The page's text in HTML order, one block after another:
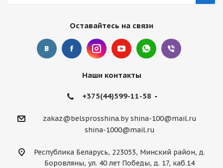
Оставайтесь на связи
Наши контакты
+375(44)599-11-58
zakaz@belsprosshina.by shina-100@mail.ru
shina-1000@mail.ru
Республика Беларусь, 223053, Минский район, д.
Боровляны, ул. 40 лет Победы, д. 17, каб.14